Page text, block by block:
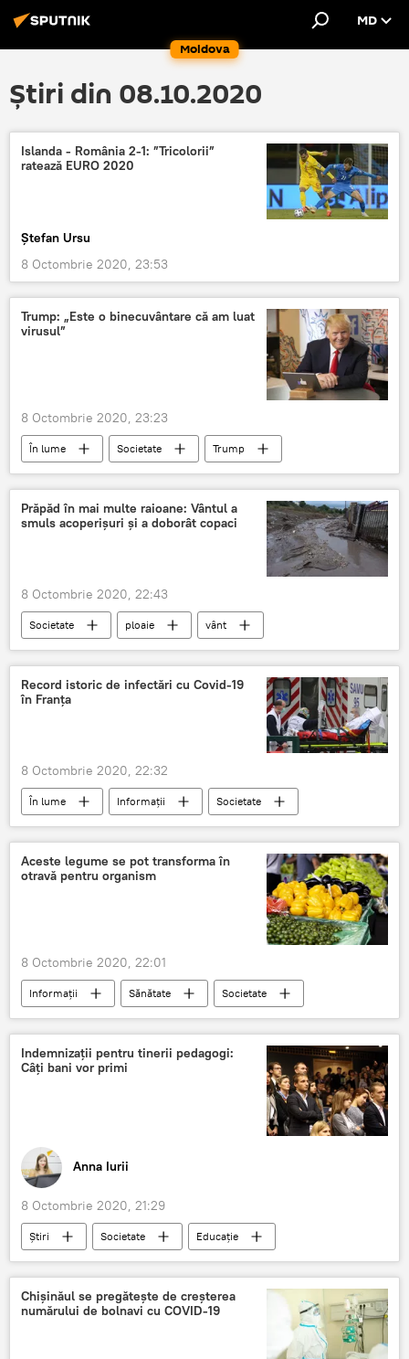
Moldova
MD
Știri din 08.10.2020
Islanda - România 2-1: ”Tricolorii”
ratează EURO 2020
Ștefan Ursu
8 Octombrie 2020, 23:53
Trump: „Este o binecuvântare că am luat
virusul”
8 Octombrie 2020, 23:23
În lume Societate
Trump
virus
COVID-19 coronavirus
Prăpăd în mai multe raioane: Vântul a
smuls acoperișuri și a doborât copaci
8 Octombrie 2020, 22:43
Societate ploaie
vânt
Acoperișuri distruse
IGSU
Record istoric de infectări cu Covid-19
în Franța
8 Octombrie 2020, 22:32
În lume Informații
Societate
Franța
COVID-19 record
Aceste legume se pot transforma în
otravă pentru organism
8 Octombrie 2020, 22:01
Informații Sănătate
Societate
legume
otrava
Indemnizații pentru tinerii pedagogi:
Câți bani vor primi
Anna Iurii
8 Octombrie 2020, 21:29
Știri Societate
Educație
indemnizații
pedagogi
Chișinăul se pregătește de creșterea
numărului de bolnavi cu COVID-19